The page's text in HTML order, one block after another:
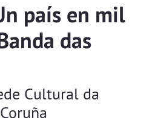
país en mil
das
Cultural da